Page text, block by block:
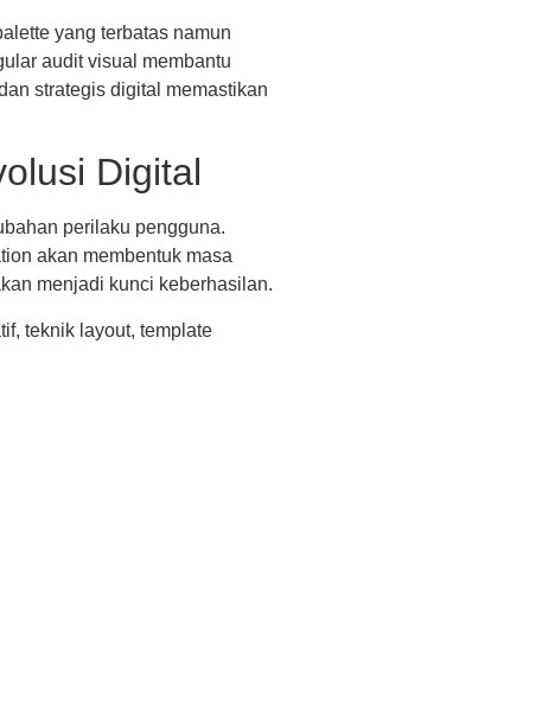
yang terbatas namun
audit visual membantu
strategis digital memastikan
Digital
perilaku pengguna.
akan membentuk masa
menjadi kunci keberhasilan.
teknik layout, template